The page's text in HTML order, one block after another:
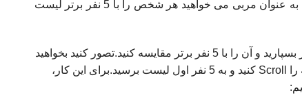
زمان رسیدن به خط پایان در یک مسابقه ثبت شده است.شما به عنوان مربی می خواهید هر شخص را با 5 نفر برتر لیست
برای انجام این کار خیلی سخت است که هر شخص را به خاطر بسپارید و آن را با 5 نفر برتر مقایسه کنید.تصور کنید بخواهید
به عنوان مثال نفر125 لیست را به خاطر بسپارید و بعد صفحه را Scroll کنید و به 5 نفر اول لیست برسید.برای این کار،